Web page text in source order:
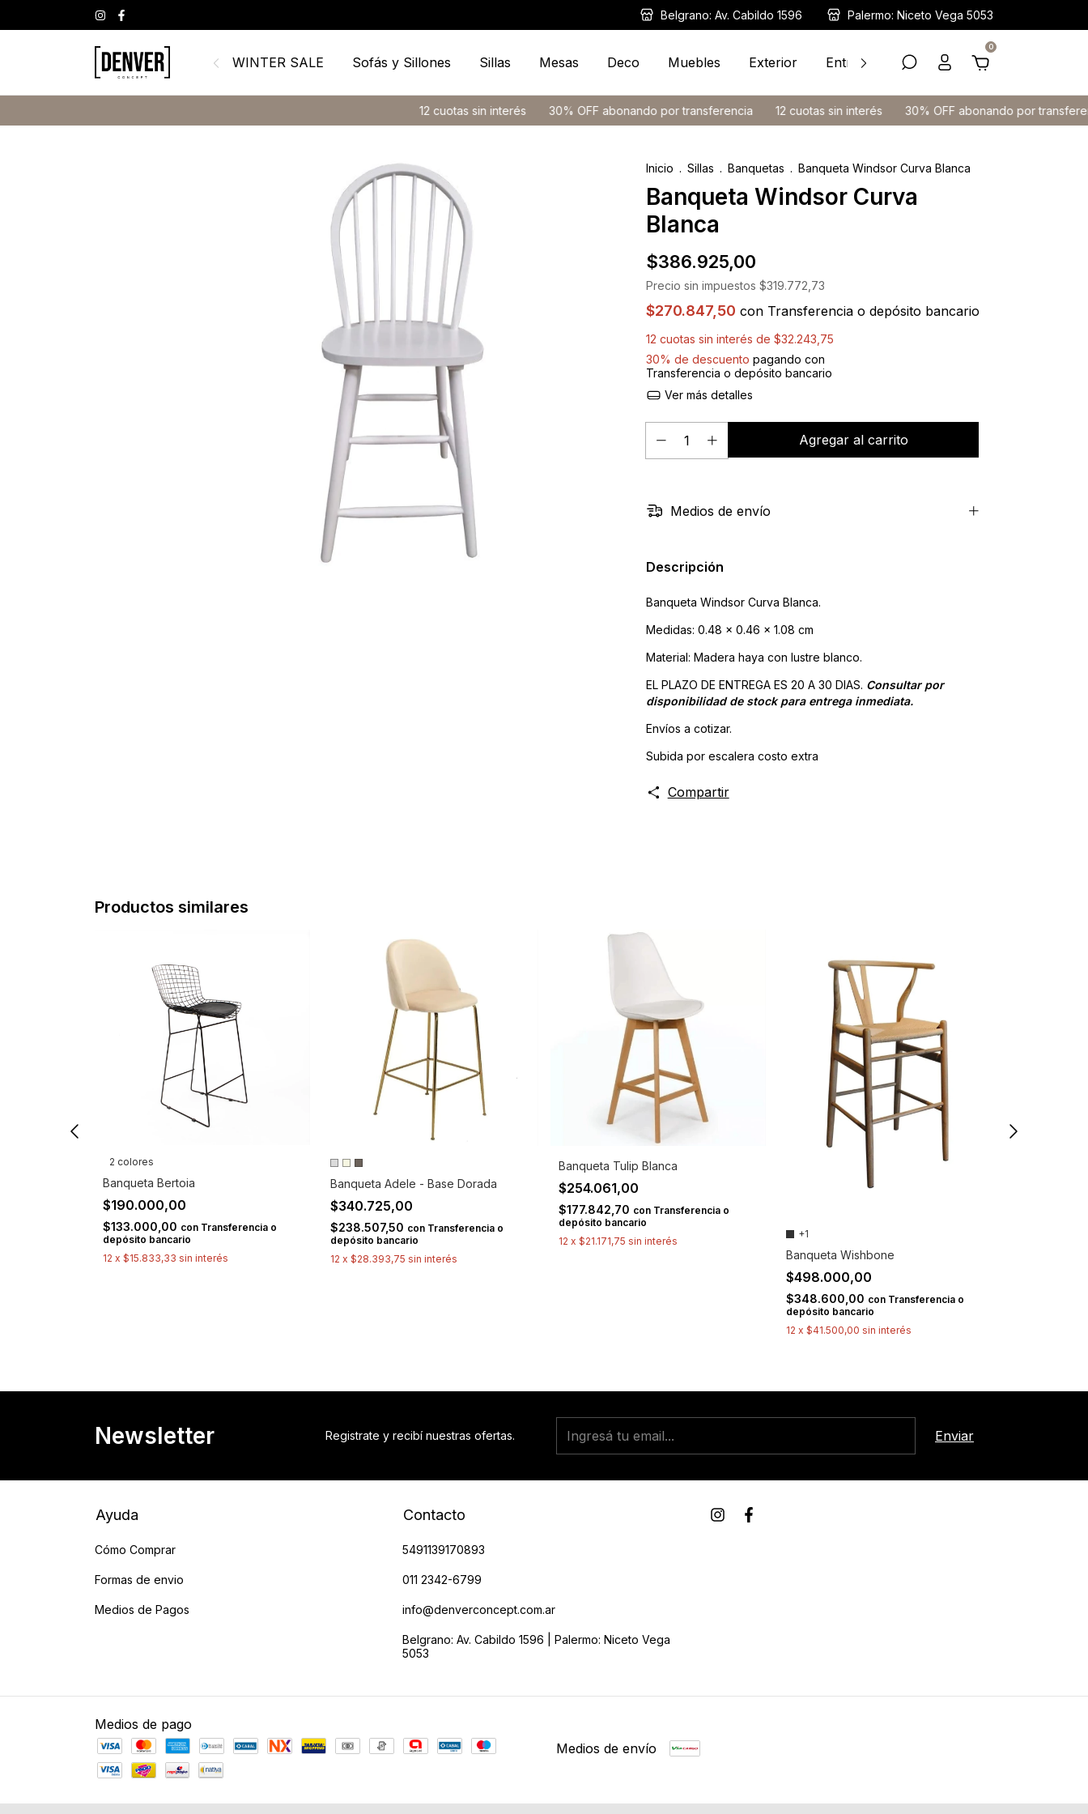
Belgrano: Av. Cabildo 1596 Palermo: Niceto Vega 5053
WINTER SALE Sofás y Sillones Sillas Mesas Deco Muebles Exterior Entrega Inmediata Ayuda
0
12 cuotas sin interés 30% OFF abonando por transferencia 12 cuotas sin interés 30% OFF abonando por transferencia
Inicio . Sillas . Banquetas . Banqueta Windsor Curva Blanca
Banqueta Windsor Curva
Blanca
$386.925,00
Precio sin impuestos $319.772,73
$270.847,50 con Transferencia o depósito bancario
12 cuotas sin interés de $32.243,75
30% de descuento pagando con
Transferencia o depósito bancario
Ver más detalles
Medios de envío
Descripción
Banqueta Windsor Curva Blanca.
Medidas: 0.48 x 0.46 x 1.08 cm
Material: Madera haya con lustre blanco.
EL PLAZO DE ENTREGA ES 20 A 30 DIAS. Consultar por
disponibilidad de stock para entrega inmediata.
Envíos a cotizar.
Subida por escalera costo extra
Compartir
Productos similares
2 colores
Banqueta Bertoia
$190.000,00
$133.000,00 con Transferencia o
depósito bancario
12 x $15.833,33 sin interés
Banqueta Adele - Base Dorada
$340.725,00
$238.507,50 con Transferencia o
depósito bancario
12 x$28.393,75 sin interés
Banqueta Tulip Blanca
$254.061,00
$177.842,70 con Transferencia o
depósito bancario
12 x $21.171,75 sin interés
+1
Banqueta Wishbone
$498.000,00
$348.600,00 con Transferencia o
depósito bancario
12 x $41.500,00 sin interés
Newsletter Registrate y recibí nuestras ofertas.
Ayuda
Cómo Comprar
Formas de envio
Medios de Pagos
Contacto
5491139170893
011 2342-6799
info@denverconcept.com.ar
Belgrano: Av. Cabildo 1596 | Palermo: Niceto Vega
5053
Medios de pago
Medios de envío